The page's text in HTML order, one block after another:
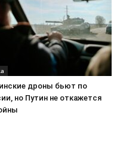
дроны бьют по
но Путин не откажется